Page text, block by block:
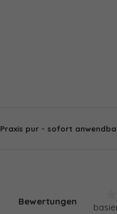
Praxis pur - sofort
Bewertungen